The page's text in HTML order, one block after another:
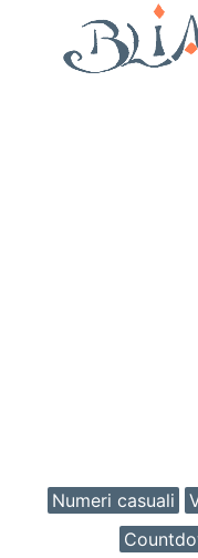
Numeri casuali